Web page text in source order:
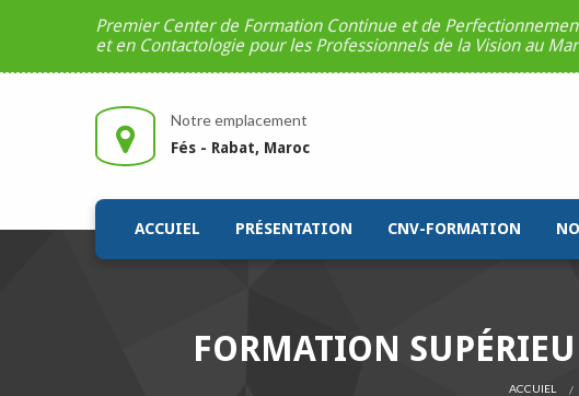
Premier Center de Formation Continue et de
et en Contactologie pour les Professionnels de la Vision au
Notre emplacement
Fés - Rabat, Maroc
ACCUIEL PRÉSENTATION CNV-FORMATION
FORMATION
ACCUIEL